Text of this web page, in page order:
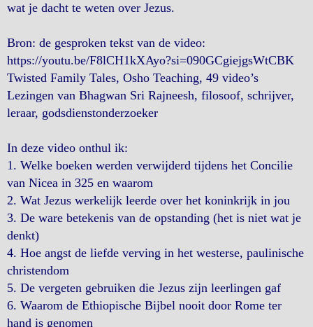
wat je dacht te weten over Jezus.
Bron: de gesproken tekst van de video:
https://youtu.be/F8lCH1kXAyo?si=090GCgiejgsWtCBK
Twisted Family Tales, Osho Teaching, 49 video’s
Lezingen van Bhagwan Sri Rajneesh, filosoof, schrijver,
leraar, godsdienstonderzoeker
In deze video onthul ik:
1. Welke boeken werden verwijderd tijdens het Concilie
van Nicea in 325 en waarom
2. Wat Jezus werkelijk leerde over het koninkrijk in jou
3. De ware betekenis van de opstanding (het is niet wat je
denkt)
4. Hoe angst de liefde verving in het westerse, paulinische
christendom
5. De vergeten gebruiken die Jezus zijn leerlingen gaf
6. Waarom de Ethiopische Bijbel nooit door Rome ter
hand is genomen